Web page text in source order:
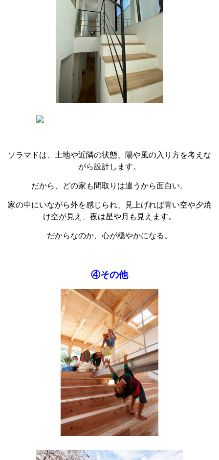
ソラマドは、土地や近隣の状態、陽や風の入り方を考えな
がら設計します。
だから、どの家も間取りは違うから面白い。
家の中にいながら外を感じられ、見上げれば青い空や夕焼
け空が見え、夜は星や月も見えます。
だからなのか、心が穏やかになる。
④その他